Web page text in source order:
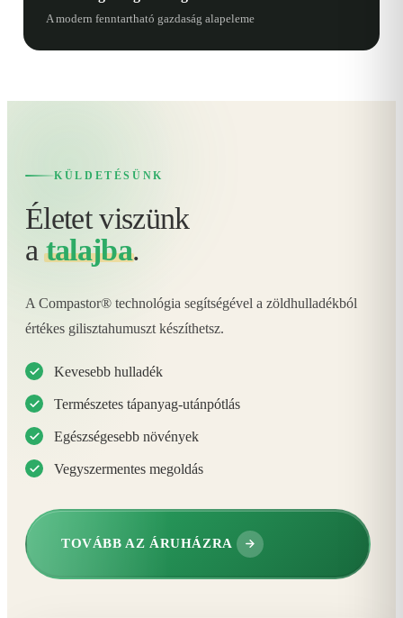
A modern fenntartható gazdaság alapeleme
KÜLDETÉSÜNK
Életet viszünk
atalajba.
A Compastor® technológia segítségével a zöldhulladékból
értékes gilisztahumuszt készíthetsz.
Kevesebb hulladék
Természetes tápanyag-utánpótlás
Egészségesebb növények
Vegyszermentes megoldás
TOVÁBB AZ ÁRUHÁZRA